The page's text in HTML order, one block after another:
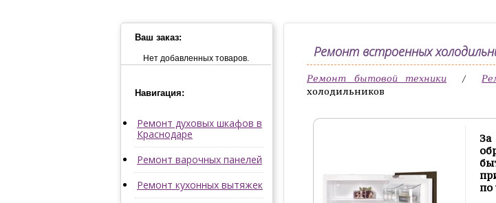
Ваш заказ:
Нет добавленных товаров.
Навигация:
Ремонт духовых шкафов в
Краснодаре
Ремонт варочных панелей
Ремонт кухонных вытяжек
Ремонт встроенных
Ремонт бытовой техники /
холодильников
по